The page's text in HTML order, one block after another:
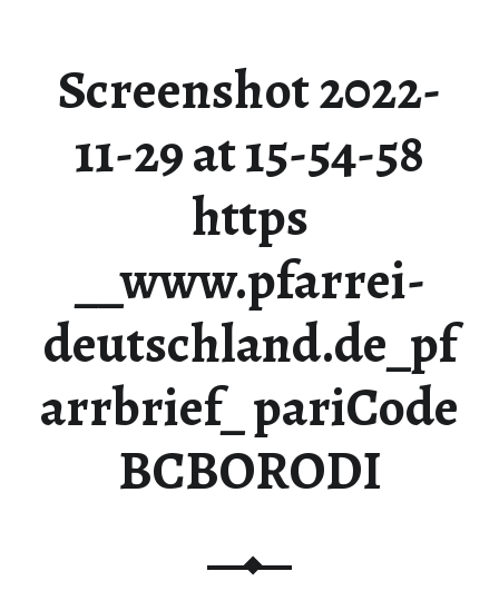
Screenshot 2022-
11-29 at 15-54-58
https
__www.pfarrei-
deutschland.de_pf
arrbrief_ pariCode
BCBORODI